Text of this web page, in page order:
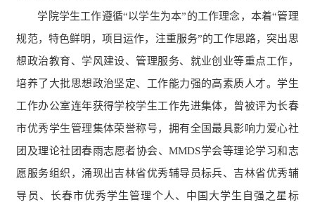
学院学生工作遵循“以学生为本”的工作理念，本着“管理
规范，特色鲜明，项目运作，注重服务”的工作思路，突出思
想政治教育、学风建设、管理服务、就业创业等重点工作，
培养了大批思想政治坚定、工作能力强的高素质人才。学生
工作办公室连年获得学校学生工作先进集体，曾被评为长春
市优秀学生管理集体荣誉称号，拥有全国最具影响力爱心社
团及理论社团春雨志愿者协会、MMDS学会等理论学习和志
愿服务组织，涌现出吉林省优秀辅导员标兵、吉林省优秀辅
导员、长春市优秀学生管理个人、中国大学生自强之星标